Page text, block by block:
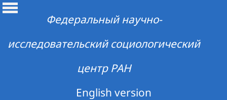
Федеральный научно-
исследовательский социологический
центр РАН
English version